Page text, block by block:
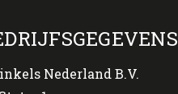
Nederland B.V.